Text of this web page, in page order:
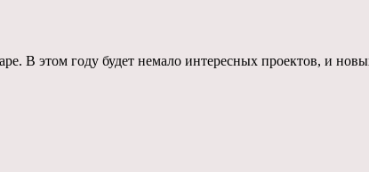
В этом году будет немало интересных проектов, и